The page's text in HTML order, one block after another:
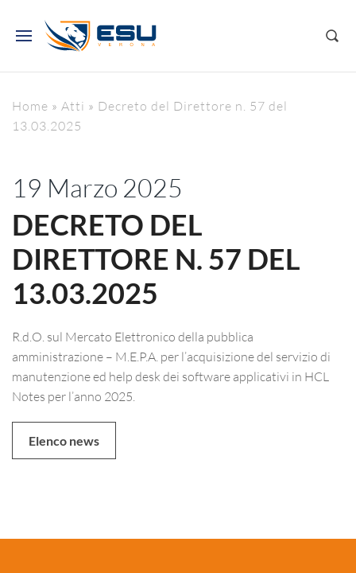
Home » Atti » Decreto del Direttore n. 57 del
13.03.2025
19 Marzo 2025
DECRETO DEL
DIRETTORE N. 57 DEL
13.03.2025
R.d.O. sul Mercato Elettronico della pubblica
amministrazione – M.E.P.A. per l’acquisizione del servizio di
manutenzione ed help desk dei software applicativi in HCL
Notes per l’anno 2025.
Elenco news